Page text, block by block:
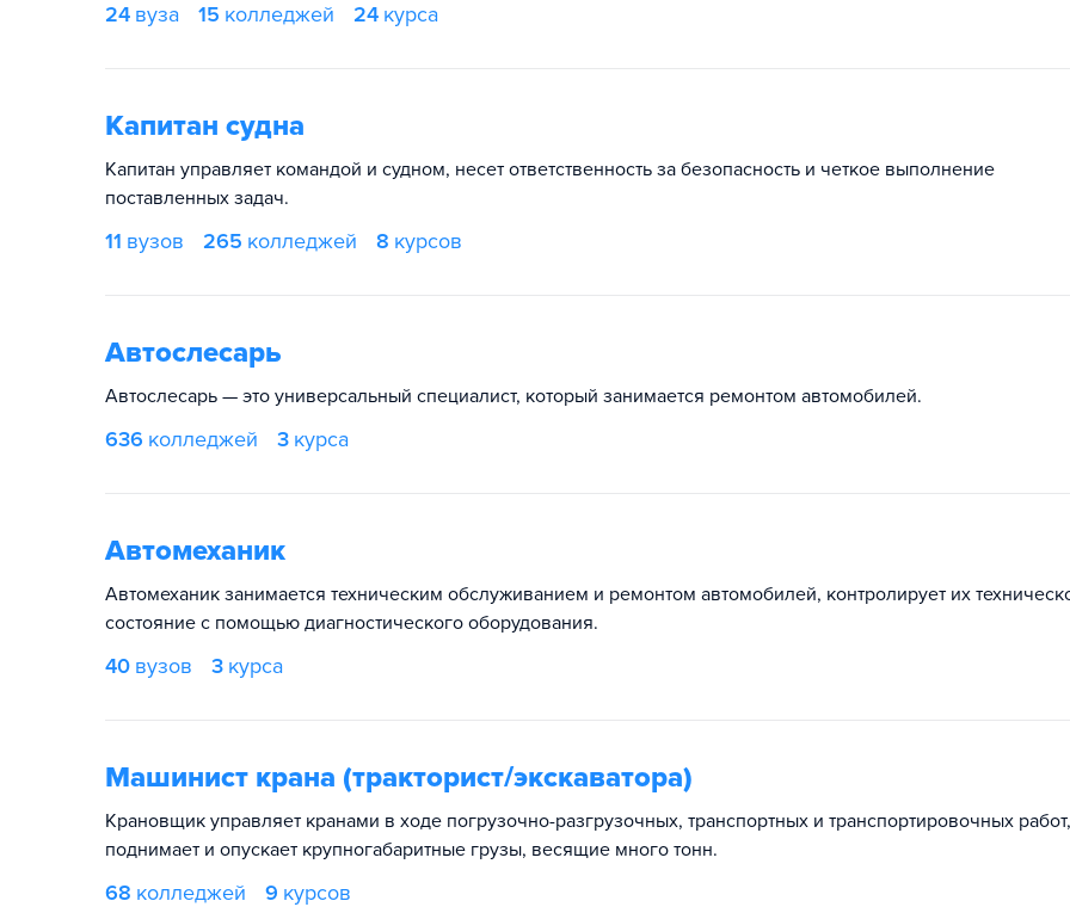
24 вуза 15 колледжей 24 курса
Капитан судна
Капитан управляет командой и судном, несет ответственность за безопасность и четкое выполнение
поставленных задач.
11 вузов 265 колледжей 8 курсов
Автослесарь
Автослесарь — это универсальный специалист, который занимается ремонтом автомобилей.
636 колледжей 3 курса
Автомеханик
Автомеханик занимается техническим обслуживанием и ремонтом автомобилей, контролирует их
состояние с помощью диагностического оборудования.
40 вузов 3 курса
Машинист крана (тракторист/экскаватора)
Крановщик управляет кранами в ходе погрузочно-разгрузочных, транспортных и транспортировочных работ,
поднимает и опускает крупногабаритные грузы, весящие много тонн.
68 колледжей 9 курсов